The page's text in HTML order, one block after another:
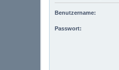
Benutzername:
Passwort: